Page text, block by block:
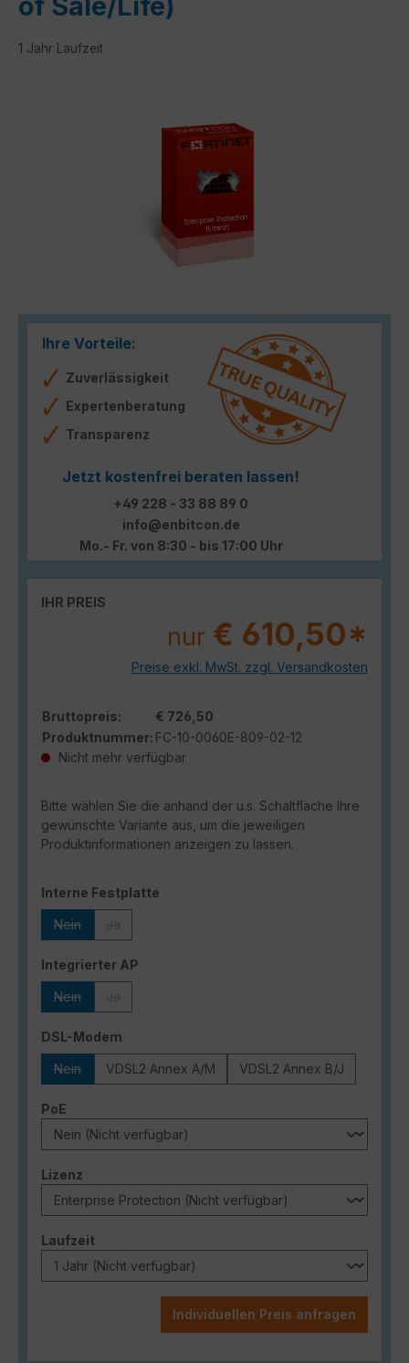
1 Jahr Laufzeit
Ihre Vorteile:
Zuverlässigkeit
Expertenberatung
Transparenz
Jetzt kostenfrei beraten lassen!
+49 228 - 33 88 89 0
info@enbitcon.de
Mo.- Fr. von 8:30 - bis 17:00 Uhr
IHR PREIS
nur € 610,50*
Preise exkl. MwSt. zzgl. Versandkosten
Bruttopreis:
€ 726,50
Produktnummer: FC-10-0060E-809-02-12
Nicht mehr verfügbar
Bitte wählen Sie die anhand der u.s. Schaltfläche Ihre
gewünschte Variante aus, um die jeweiligen
Produktinformationen anzeigen zu lassen.
Interne Festplatte
Nein
Integrierter AP
Nein
DSL-Modem
Nein
(Diese Option ist zurzeit nicht verfügbar.)
VDSL2 Annex A/M VDSL2 Annex B/J
PoE
Lizenz
Laufzeitauswählen
Individuellen Preis anfragen